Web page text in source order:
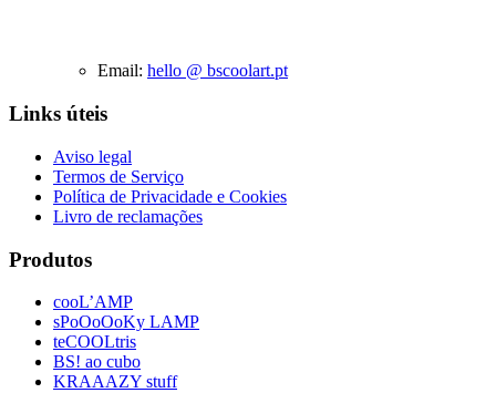
Email: hello @ bscoolart.pt
Links úteis
Aviso legal
Termos de Serviço
Política de Privacidade e Cookies
Livro de reclamações
Produtos
cooL’AMP
sPoOoOoKy LAMP
teCOOLtris
BS! ao cubo
KRAAAZY stuff